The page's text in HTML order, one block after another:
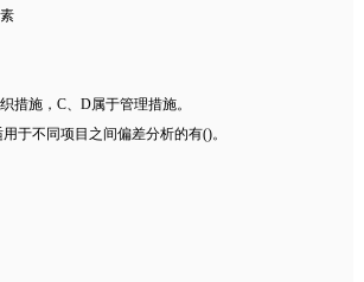
措施，C、D属于管理措施。
于不同项目之间偏差分析的有()。